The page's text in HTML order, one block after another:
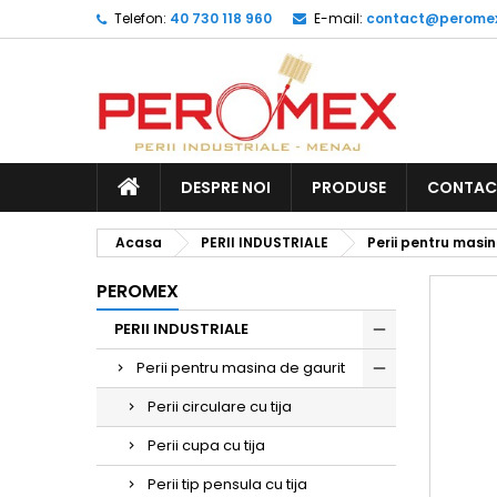
Telefon: 40 730 118 960 E-mail:
DESPRE NOI PRODUSE
Acasa PERII INDUSTRIALE Perii pentru
PEROMEX
PERII INDUSTRIALE
Perii pentru masina de gaurit
Perii circulare cu tija
Perii cupa cu tija
Perii tip pensula cu tija